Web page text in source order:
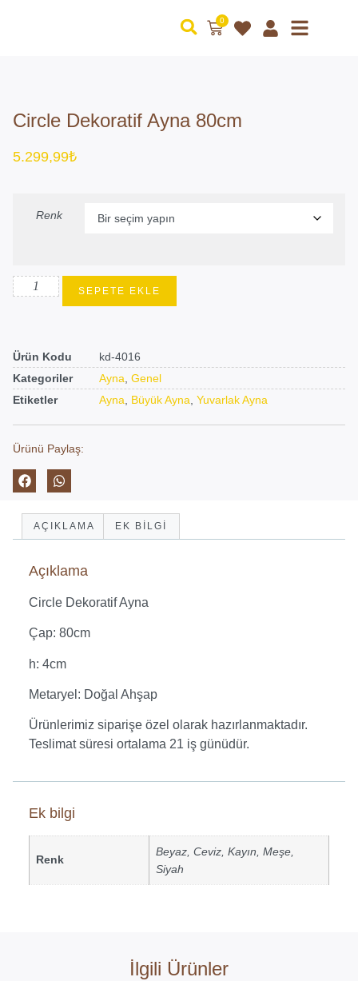
0
Circle Dekoratif Ayna 80cm
5.299,99₺
Renk
SEPETE EKLE
Ürün Kodu
kd-4016
Kategoriler
Ayna Genel
Etiketler
Ayna Büyük Ayna Yuvarlak Ayna
Ürünü Paylaş:
AÇIKLAMA EK BILGI
Açıklama
Circle Dekoratif Ayna
Çap: 80cm
h: 4cm
Metaryel: Doğal Ahşap
Ürünlerimiz siparişe özel olarak hazırlanmaktadır.
Teslimat süresi ortalama 21 iş günüdür.
Ek bilgi
Renk
Beyaz Ceviz Kayın Meşe
Siyah
İlgili Ürünler